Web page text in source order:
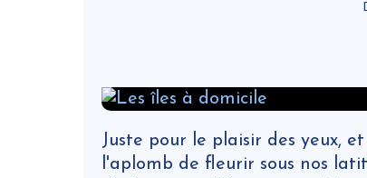
Juste pour le plaisir des yeux,
l'aplomb de fleurir sous nos